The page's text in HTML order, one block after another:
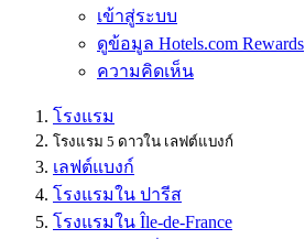
เข้าสู่ระบบ
ดูข้อมูล Hotels.com Rewards
ความคิดเห็น
โรงแรม
โรงแรม 5 ดาวใน เลฟต์แบงก์
เลฟต์แบงก์
โรงแรมใน ปารีส
โรงแรมใน Île-de-France